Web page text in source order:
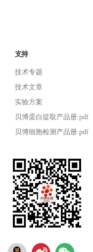
支持
技术专题
技术文章
实验方案
贝博蛋白提取产品册.pdf
贝博细胞检测产品册.pdf